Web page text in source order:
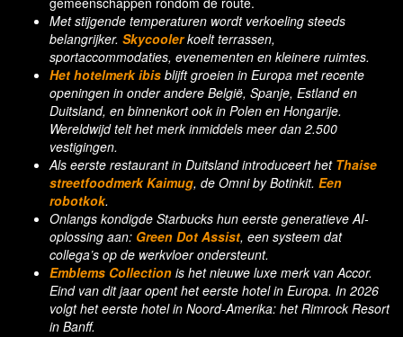
Met stijgende temperaturen wordt verkoeling steeds
belangrijker. Skycoolerkoelt terrassen,
sportaccommodaties, evenementen en kleinere ruimtes.
Het hotelmerk ibis blijft groeien in Europa met recente
openingen in onder andere België, Spanje, Estland en
Duitsland, en binnenkort ook in Polen en Hongarije.
Wereldwijd telt het merk inmiddels meer dan 2.500
vestigingen.
Als eerste restaurant in Duitsland introduceert het Thaise
streetfoodmerk Kaimug, de Omni by Botinkit. Een
robotkok.
Onlangs kondigde Starbucks hun eerste generatieve AI-
oplossing aan: Green Dot Assist, een systeem dat
collega’s op de werkvloer ondersteunt.
Emblems Collection is het nieuwe luxe merk van Accor.
Eind van dit jaar opent het eerste hotel in Europa. In 2026
volgt het eerste hotel in Noord-Amerika: het Rimrock Resort
in Banff.